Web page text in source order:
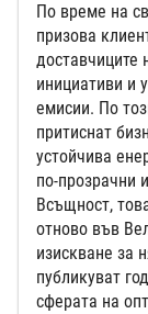
По време на
призова
доставчиците
инициативи и
емисии. По
притиснат
устойчива
по-прозрачни
Всъщност,
отново във
изискване за
публикуват
сферата на